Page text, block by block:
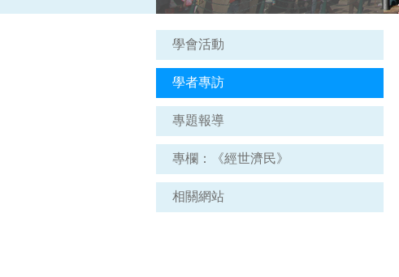
學會活動
學者專訪
專題報導
專欄：《經世濟民》
相關網站